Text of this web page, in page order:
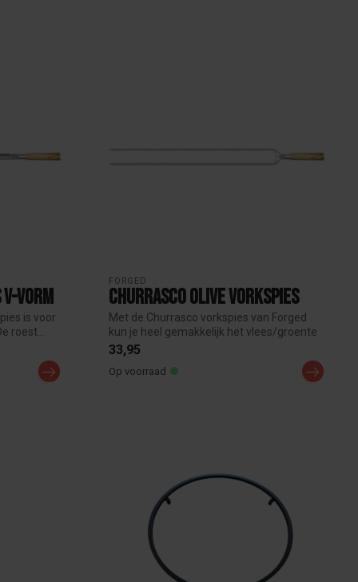
vorm
is voor
roest...
FORGED
Churrasco Olive Vorkspies
Met de Churrasco vorkspies van Forged
kun je heel gemakkelijk het vlees/groente
...
33,95
Op voorraad